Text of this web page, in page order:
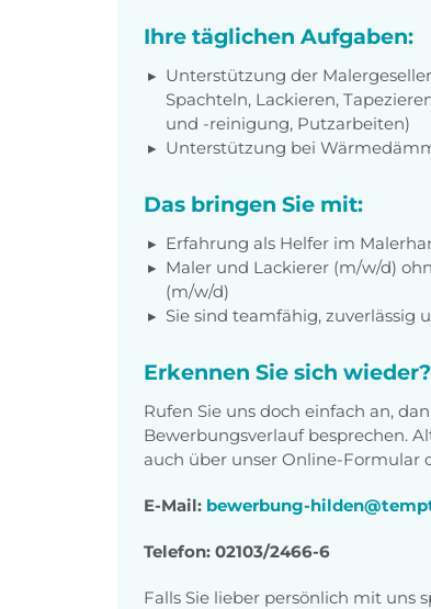
Ihre täglichen Aufgaben:
Unterstützung der
Spachteln, Lackieren,
und -reinigung, Putzarbeiten)
Unterstützung bei
Das bringen Sie mit:
Erfahrung als Helfer im
Maler und Lackierer (m/w/d)
(m/w/d)
Sie sind teamfähig, zuverlässig
Erkennen Sie sich wieder?
Rufen Sie uns doch einfach an,
Bewerbungsverlauf besprechen.
auch über unser Online-Formular
E-Mail: bewerbung-
Telefon: 02103/2466-6
Falls Sie lieber persönlich mit uns